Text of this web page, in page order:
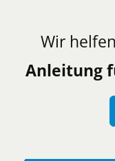
Wir
Anleitung